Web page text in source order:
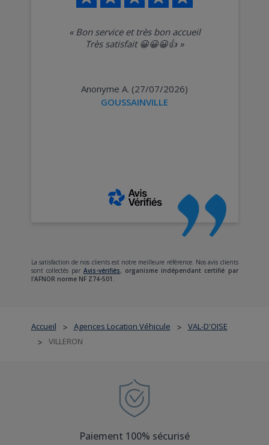
Accueil > Agences Location Véhicule > VAL-D'OISE
> VILLERON
« Bon service et très bon accueil
Très satisfait 😀😀😀👍 »
Anonyme A. (27/07/2026)
GOUSSAINVILLE
La satisfaction de nos clients est notre meilleure référence. Nos avis clients
sont collectés par Avis-vérifiés, organisme indépendant certifié par
l'AFNOR norme NF Z74-501.
Paiement 100% sécurisé